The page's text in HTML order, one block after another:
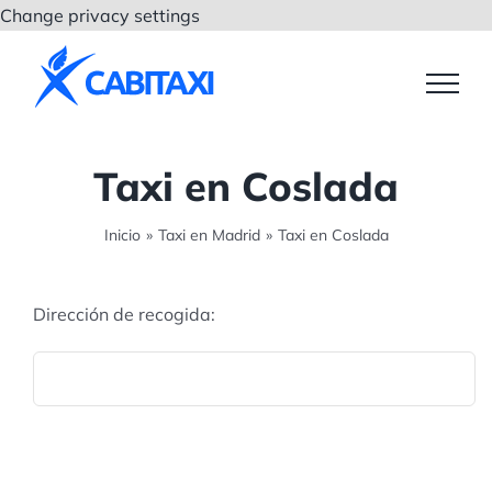
Change privacy settings
contenido
Taxi en Coslada
Inicio » Taxi en Madrid » Taxi en Coslada
Dirección de recogida: